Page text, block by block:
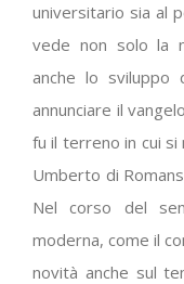
universitario sia al
vede non solo la
anche lo
annunciare il
fu il terreno in cui
Umberto di
Nel corso del
moderna, come il
novità anche sul